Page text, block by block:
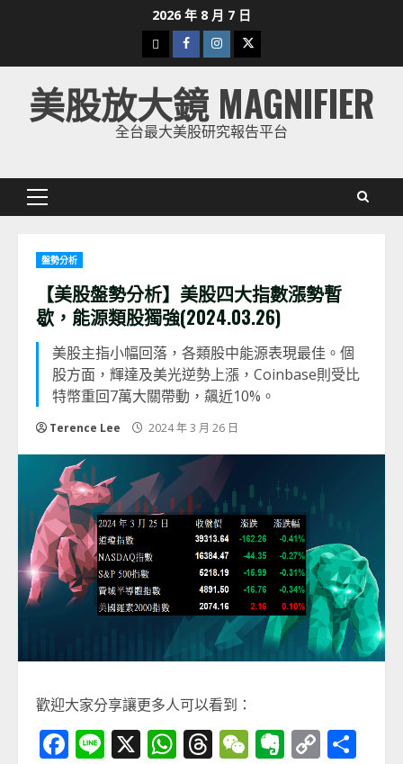
2026 年 8 月 7 日
下
載
美
股
Facebook
Instagram
Twitter
美股放大鏡 MAGNIFIER
全台最大美股研究報告平台
Primary
盤勢分析
【美股盤勢分析】美股四大指數漲勢暫
歇，能源類股獨強(2024.03.26)
美股主指小幅回落，各類股中能源表現最佳。個
股方面，輝達及美光逆勢上漲，Coinbase則受比
特幣重回7萬大關帶動，飆近10%。
Terence Lee 2024 年 3 月 26 日
歡迎大家分享讓更多人可以看到：
Facebook
Line
X WhatsApp
Threads
WeChat
Evernote
Copy